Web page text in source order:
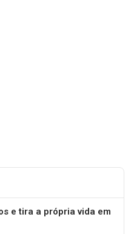
e tira a própria vida em